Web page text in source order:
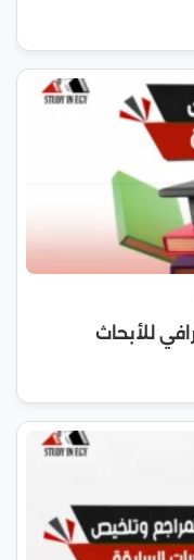
للأبحاث